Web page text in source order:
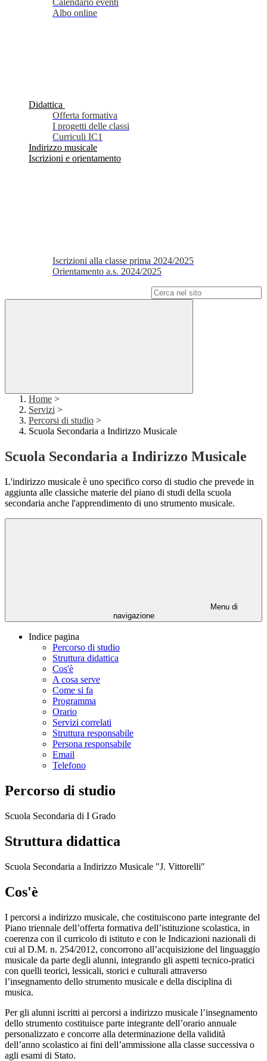
Calendario eventi
Albo online
Didattica
Offerta formativa
I progetti delle classi
Curriculi IC1
Indirizzo musicale
Iscrizioni e orientamento
Iscrizioni alla classe prima 2024/2025
Orientamento a.s. 2024/2025
Home >
Servizi >
Percorsi di studio >
Scuola Secondaria a Indirizzo Musicale
Scuola Secondaria a Indirizzo Musicale
L'indirizzo musicale è uno specifico corso di studio che prevede in
aggiunta alle classiche materie del piano di studi della scuola
secondaria anche l'apprendimento di uno strumento musicale.
Menu di
navigazione
Indice pagina
Percorso di studio
Struttura didattica
Cos'è
A cosa serve
Come si fa
Programma
Orario
Servizi correlati
Struttura responsabile
Persona responsabile
Email
Telefono
Percorso di studio
Scuola Secondaria di I Grado
Struttura didattica
Scuola Secondaria a Indirizzo Musicale "J. Vittorelli"
Cos'è
I percorsi a indirizzo musicale, che costituiscono parte integrante del
Piano triennale dell’offerta formativa dell’istituzione scolastica, in
coerenza con il curricolo di istituto e con le Indicazioni nazionali di
cui al D.M. n. 254/2012, concorrono all’acquisizione del linguaggio
musicale da parte degli alunni, integrando gli aspetti tecnico-pratici
con quelli teorici, lessicali, storici e culturali attraverso
l’insegnamento dello strumento musicale e della disciplina di
musica.
Per gli alunni iscritti ai percorsi a indirizzo musicale l’insegnamento
dello strumento costituisce parte integrante dell’orario annuale
personalizzato e concorre alla determinazione della validità
dell’anno scolastico ai fini dell’ammissione alla classe successiva o
agli esami di Stato.